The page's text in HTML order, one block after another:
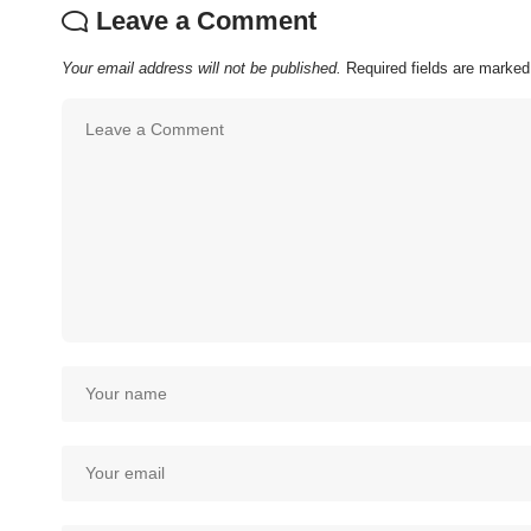
Leave a Comment
Your email address will not be published. Required fields are